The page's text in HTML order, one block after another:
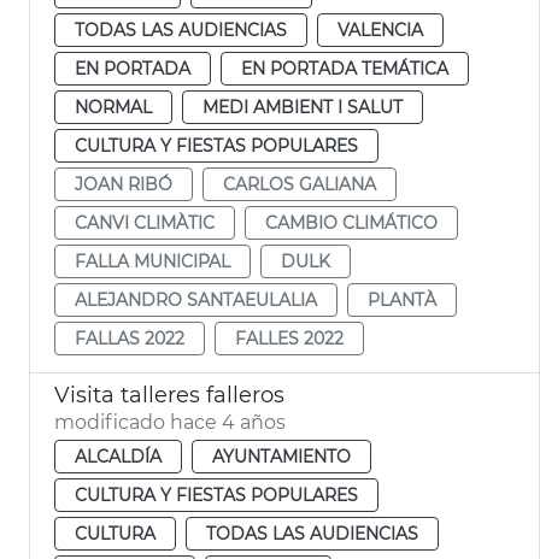
TODAS LAS AUDIENCIAS
VALENCIA
EN PORTADA
EN PORTADA TEMÁTICA
NORMAL
MEDI AMBIENT I SALUT
CULTURA Y FIESTAS POPULARES
JOAN RIBÓ
CARLOS GALIANA
CANVI CLIMÀTIC
CAMBIO CLIMÁTICO
FALLA MUNICIPAL
DULK
ALEJANDRO SANTAEULALIA
PLANTÀ
FALLAS 2022
FALLES 2022
Visita talleres falleros
modificado hace 4 años
ALCALDÍA
AYUNTAMIENTO
CULTURA Y FIESTAS POPULARES
CULTURA
TODAS LAS AUDIENCIAS